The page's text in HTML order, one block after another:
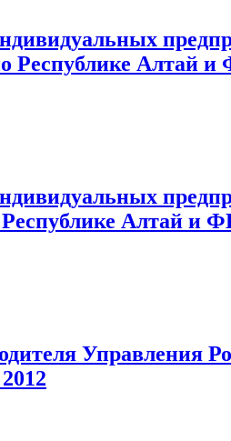
Республике Алтай
Республике Алтай и
Управления